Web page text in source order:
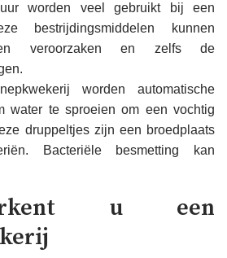
worden veel gebruikt bij een
bestrijdingsmiddelen kunnen
veroorzaken en zelfs de
worden automatische
water te sproeien om een ​​vochtig
druppeltjes zijn een broedplaats
Bacteriële besmetting kan
u een